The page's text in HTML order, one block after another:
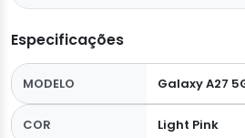
Especificações
MODELO Galaxy A27
COR Light Pink